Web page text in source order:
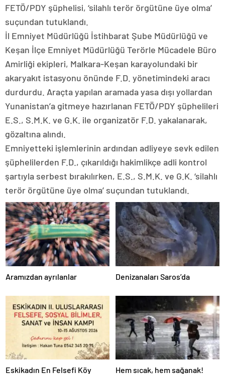
FETÖ/PDY şüphelisi, ‘silahlı terör örgütüne üye olma’
suçundan tutuklandı.
İl Emniyet Müdürlüğü İstihbarat Şube Müdürlüğü ve
Keşan İlçe Emniyet Müdürlüğü Terörle Mücadele Büro
Amirliği ekipleri, Malkara-Keşan karayolundaki bir
akaryakıt istasyonu önünde F.D. yönetimindeki aracı
durdurdu. Araçta yapılan aramada yasa dışı yollardan
Yunanistan’a gitmeye hazırlanan FETÖ/PDY şüphelileri
E.S., S.M.K. ve G.K. ile organizatör F.D. yakalanarak,
gözaltına alındı.
Emniyetteki işlemlerinin ardından adliyeye sevk edilen
şüphelilerden F.D., çıkarıldığı hakimlikçe adli kontrol
şartıyla serbest bırakılırken, E.S., S.M.K. ve G.K. ‘silahlı
terör örgütüne üye olma’ suçundan tutuklandı.
Aramızdan ayrılanlar Denizanaları Saros’da
Eskikadın En Felsefi Köy Hem sıcak, hem sağanak!